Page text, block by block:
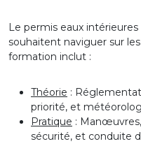
Le permis eaux
souhaitent naviguer sur
formation inclut :
Théorie :
priorité, et
Pratique :
sécurité, et conduite